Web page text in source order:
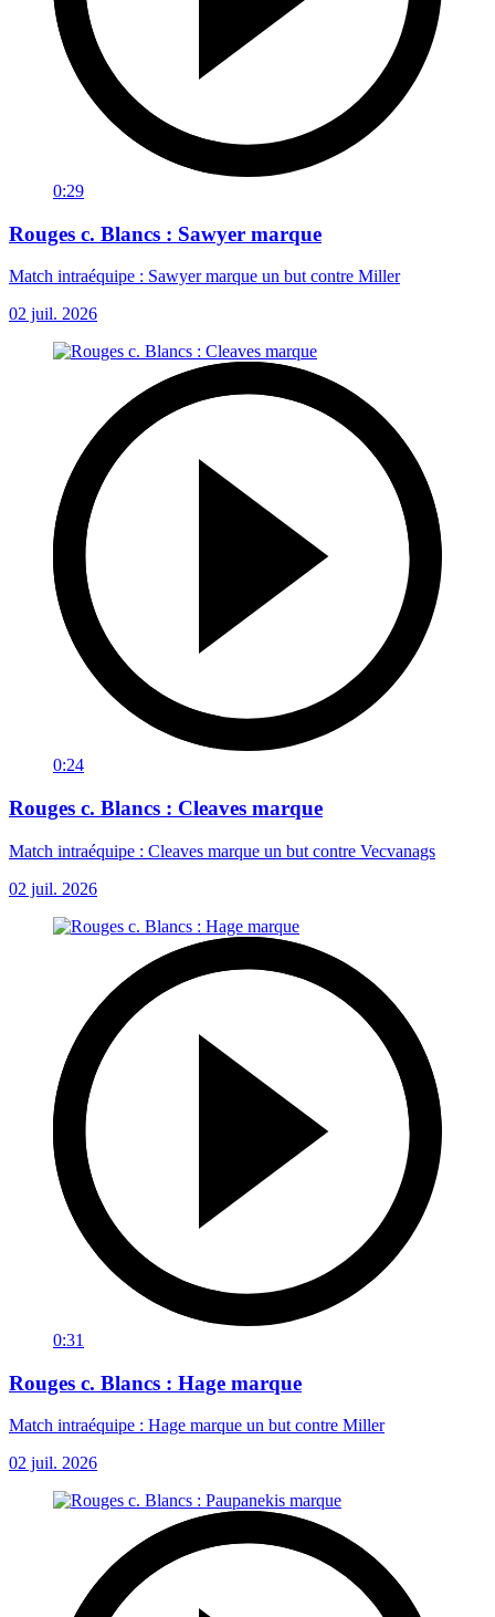
0:29
Rouges c. Blancs : Sawyer marque
Match intraéquipe : Sawyer marque un but contre Miller
02 juil. 2026
0:24
Rouges c. Blancs : Cleaves marque
Match intraéquipe : Cleaves marque un but contre Vecvanags
02 juil. 2026
0:31
Rouges c. Blancs : Hage marque
Match intraéquipe : Hage marque un but contre Miller
02 juil. 2026